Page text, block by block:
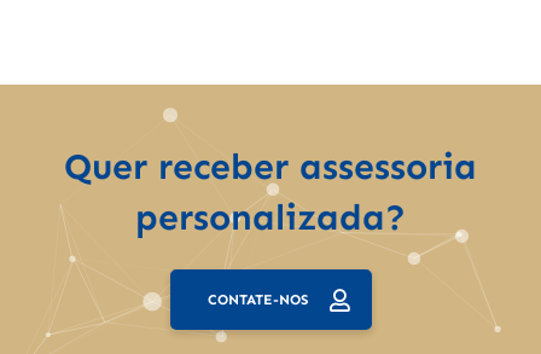
Quer receber assessoria
personalizada?
CONTATE-NOS